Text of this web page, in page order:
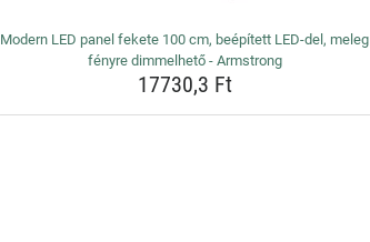
Modern LED panel fekete 100 cm, beépített LED-del, meleg
fényre dimmelhető - Armstrong
17730,3 Ft